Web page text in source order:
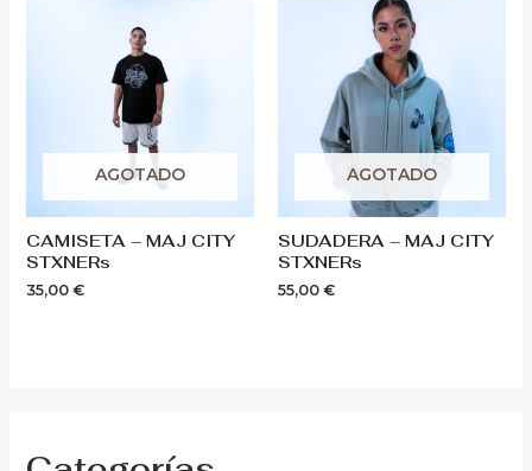
AGOTADO
CAMISETA – MAJ CITY
STXNERs
35,00 €
AGOTADO
SUDADERA – MAJ CITY
STXNERs
55,00 €